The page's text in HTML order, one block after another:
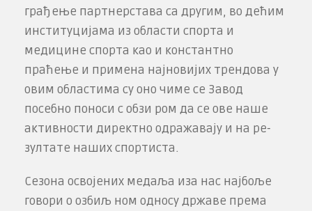
грађење партнерстава са другим, во­ дећим
институцијама из области спорта и
медицине спорта као и константно
праћење и примена најновијих трендова у
овим областима су оно чиме се Завод
посебно поноси с обзи­ ром да се ове наше
активности директно одражавају и на ре­
зултате наших спортиста.
Сезона освојених медаља иза нас најбоље
говори о озбиљ­ ном односу државе према